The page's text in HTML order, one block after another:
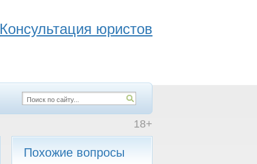
Консультация юристов
18+
Похожие вопросы